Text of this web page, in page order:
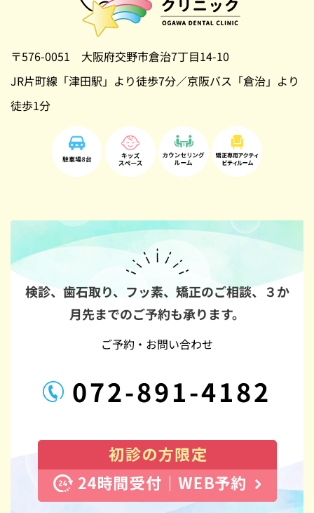
〒576-0051 大阪府交野市倉治7丁目14-10
JR片町線「津田駅」より徒歩7分／京阪バス「倉治」より
徒歩1分
検診、歯石取り、フッ素、矯正のご相談、 ３か
月先までのご予約も承ります。
ご予約・お問い合わせ
072-891-4182